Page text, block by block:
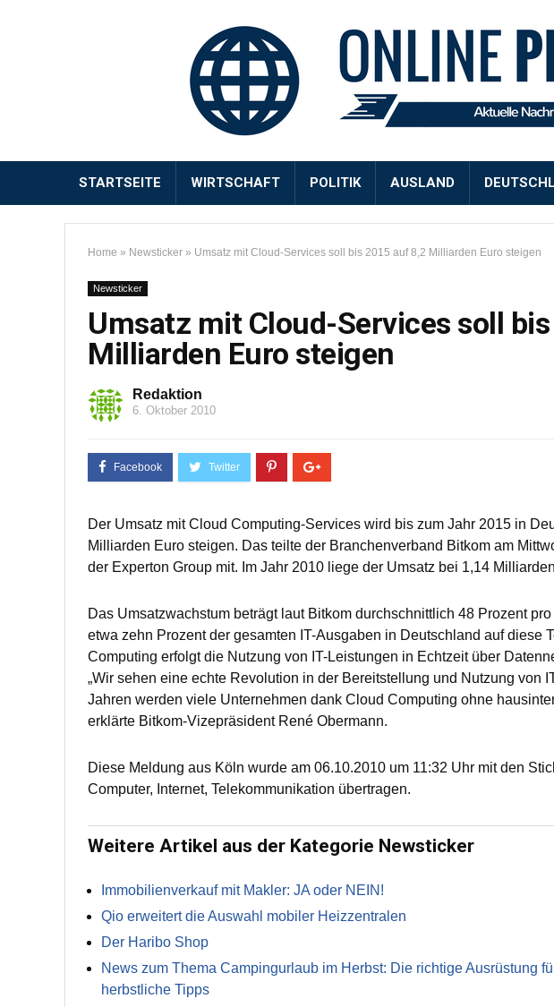
STARTSEITE WIRTSCHAFT POLITIK AUSLAND
Home » Newsticker » Umsatz mit Cloud-Services soll bis 2015 auf 8,2 Milliarden Euro steigen
Newsticker
Umsatz mit Cloud-Services soll
Milliarden Euro steigen
Redaktion
6. Oktober 2010
Der Umsatz mit Cloud Computing-Services wird bis zum Jahr 2015 in
Milliarden Euro steigen. Das teilte der Branchenverband Bitkom am
der Experton Group mit. Im Jahr 2010 liege der Umsatz bei 1,14
Das Umsatzwachstum beträgt laut Bitkom durchschnittlich 48 Prozent
etwa zehn Prozent der gesamten IT-Ausgaben in Deutschland auf diese
Computing erfolgt die Nutzung von IT-Leistungen in Echtzeit über
„Wir sehen eine echte Revolution in der Bereitstellung und Nutzung von
Jahren werden viele Unternehmen dank Cloud Computing ohne
erklärte Bitkom-Vizepräsident René Obermann.
Diese Meldung aus Köln wurde am 06.10.2010 um 11:32 Uhr mit den
Computer, Internet, Telekommunikation übertragen.
Weitere Artikel aus der Kategorie Newsticker
Immobilienverkauf mit Makler: JA oder NEIN!
Qio erweitert die Auswahl mobiler Heizzentralen
Der Haribo Shop
News zum Thema Campingurlaub im Herbst: Die richtige Ausrüstung
herbstliche Tipps